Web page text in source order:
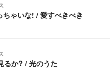
ゃいな! / 愛すべきべき
るか? / 光のうた